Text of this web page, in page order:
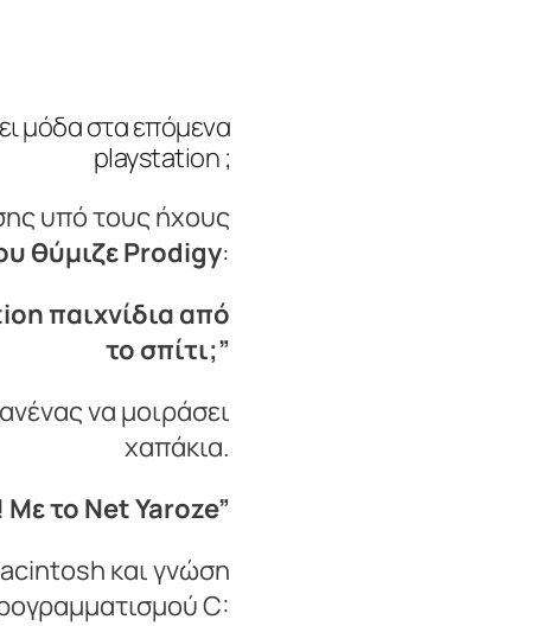
μόδα στα επόμενα
playstation ;
υπό τους ήχους
θύμιζε Prodigy:
παιχνίδια από
το σπίτι;”
να μοιράσει
χαπάκια.
το Net Yaroze”
και γνώση
C: